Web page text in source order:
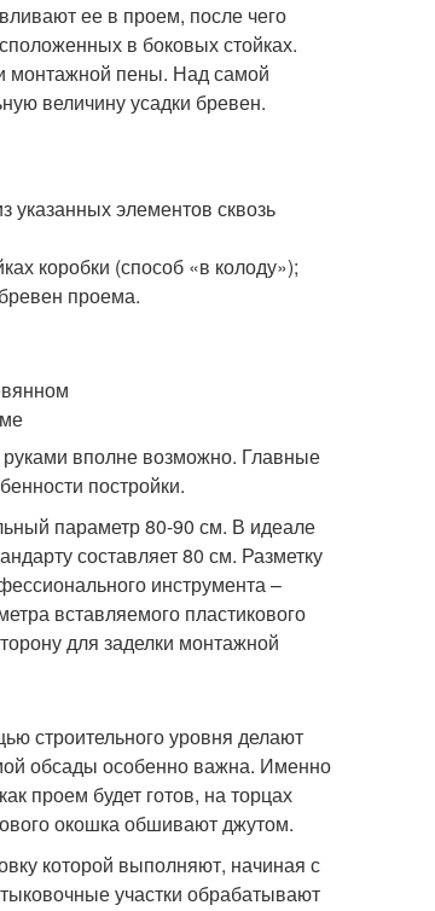
ее в проем, после чего
в боковых стойках.
монтажной пены. Над самой
величину усадки бревен.
указанных элементов сквозь
коробки (способ «в колоду»);
проема.
вполне возможно. Главные
постройки.
параметр 80-90 см. В идеале
составляет 80 см. Разметку
инструмента –
вставляемого пластикового
для заделки монтажной
строительного уровня делают
обсады особенно важна. Именно
проем будет готов, на торцах
окошка обшивают джутом.
которой выполняют, начиная с
участки обрабатывают